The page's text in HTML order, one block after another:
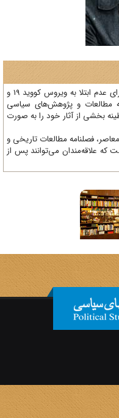
با توجه به نیاز به تداوم مراقبت‌های بهداشتی برای عدم ابتلا به ویروس کووید 19 و
و پژوهش‌های سیاسی
از آثار خود را به صورت
فصلنامه‌ مطالعات تاریخی و
علاقه‌مندان می‌توانند پس از